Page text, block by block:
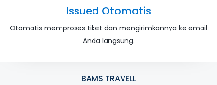
Issued Otomatis
Otomatis memproses tiket dan mengirimkannya ke email
Anda langsung.
BAMS TRAVELL